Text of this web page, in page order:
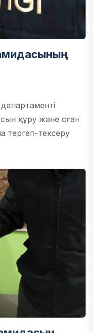
құру және оған
тергеп-тексеру